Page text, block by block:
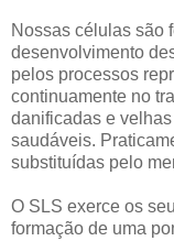
Nossas células são
desenvolvimento
pelos processos
continuamente no
danificadas e
saudáveis.
substituídas pelo
O SLS exerce os
formação de uma